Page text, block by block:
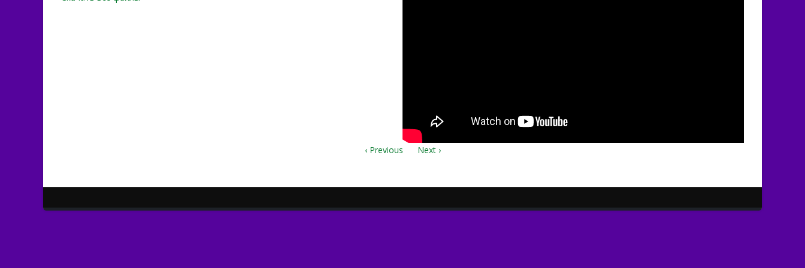
‹ Previous Next ›